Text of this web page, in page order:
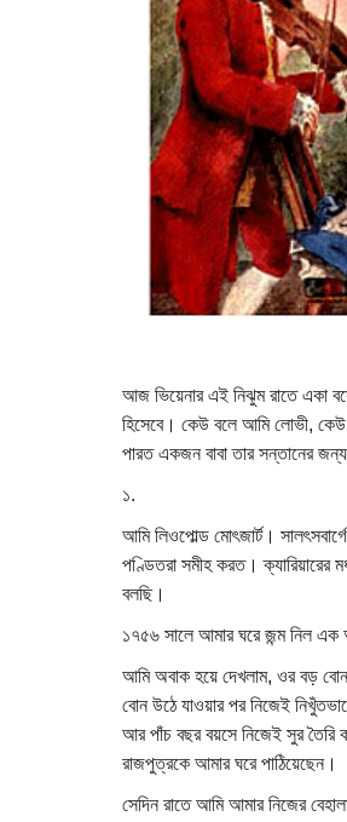
আজ ভিয়েনার এই নিঝুম রাতে একা
হিসেবে। কেউ বলে আমি লোভী,
পারত একজন বাবা তার সন্তানের
১.
আমি লিওপোল্ড মোৎজার্ট।
পণ্ডিতরা সমীহ করত।
বলছি।
১৭৫৬ সালে আমার ঘরে জন্ম নিল
আমি অবাক হয়ে দেখলাম, ওর বড় বোন
বোন উঠে যাওয়ার পর নিজেই
আর পাঁচ বছর বয়সে নিজেই সুর তৈরি
রাজপুত্রকে আমার ঘরে পাঠিয়েছেন।
সেদিন রাতে আমি আমার নিজের